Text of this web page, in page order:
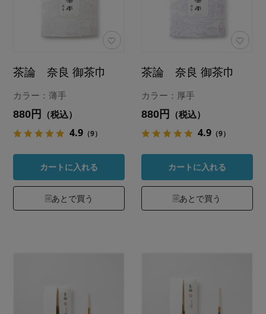
茶論 奈良 御茶巾
カラー：薄手
880円 （税込）
4.9 （9）
カートに入れる
あとで買う
茶論 奈良 御茶巾
カラー：厚手
880円 （税込）
4.9 （9）
カートに入れる
あとで買う